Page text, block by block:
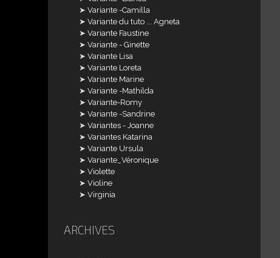
Variante -Camilla
Variante du tuto ... Agneta
Variante Faustine
Variante - Ginette
Variante Lisa
Variante Loreta
Variante Marine
Variante -Mathilda
Variante-Romy
Variante -Sandrine
Variantes - Joanne
Variantes Katarina
Variante Ursula
Variante_Véronique
Violette
Violine
Virginia
ARCHIVES